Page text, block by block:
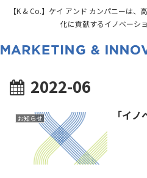
【K & Co.】ケイ アンド カンパニーは
化に貢献するイノベーシ
2022-06
お知らせ 「イ